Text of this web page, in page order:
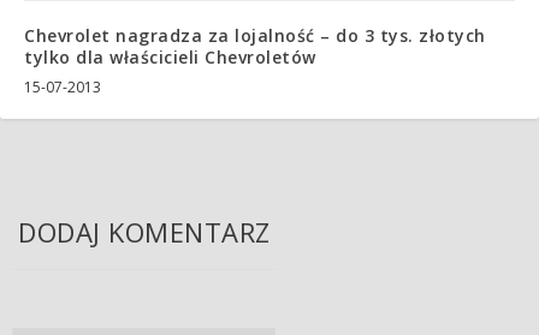
Chevrolet nagradza za lojalność – do 3 tys. złotych
tylko dla właścicieli Chevroletów
15-07-2013
DODAJ KOMENTARZ